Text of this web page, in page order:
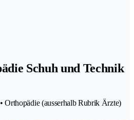
Schuh und Technik
Orthopädie (ausserhalb Rubrik Ärzte)